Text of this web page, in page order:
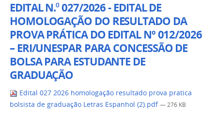
EDITAL N.⁰ 027/2026 - EDITAL DE
HOMOLOGAÇÃO DO RESULTADO DA
PROVA PRÁTICA DO EDITAL Nº 012/2026
– ERI/UNESPAR PARA CONCESSÃO DE
BOLSA PARA ESTUDANTE DE
GRADUAÇÃO
Edital 027 2026 homologação resultado prova pratica
bolsista de graduação Letras Espanhol (2).pdf — 276 KB